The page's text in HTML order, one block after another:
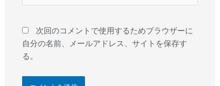
次回のコメントで使用するためブラウザーに
自分の名前、メールアドレス、サイトを保存す
る。